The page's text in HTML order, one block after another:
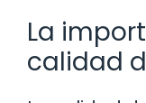
La
calidad